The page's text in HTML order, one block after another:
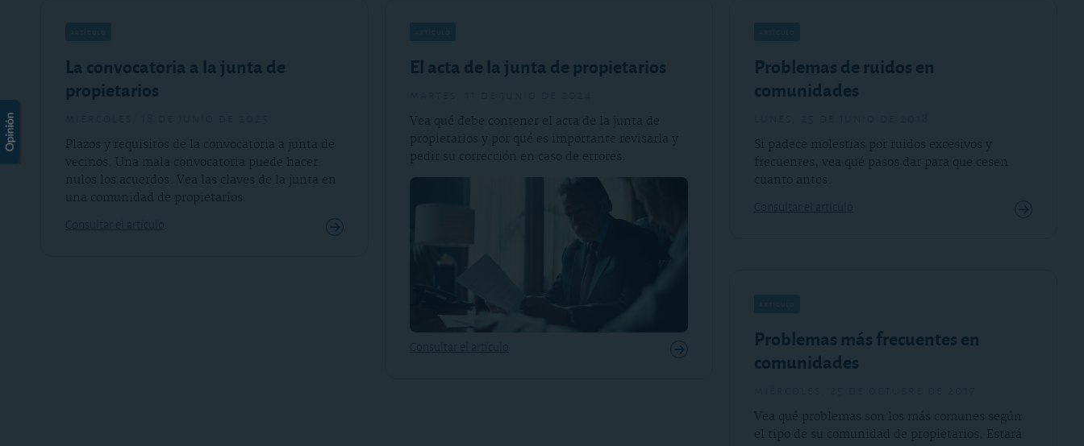
La convocatoria a la junta de
propietarios
Plazos y requisitos de la convocatoria a junta de
vecinos. Una mala convocatoria puede hacer
nulos los acuerdos. Vea las claves de la junta en
una comunidad de propietarios.
Consultar el artículo
El acta de la junta de propietarios
Vea qué debe contener el acta de la junta de
propietarios y por qué es importante revisarla y
pedir su corrección en caso de errores.
Consultar el artículo
Problemas de ruidos en
comunidades
Si padece molestias por ruidos excesivos y
frecuentes, vea qué pasos dar para que cesen
cuanto antes.
Consultar el artículo
Problemas más frecuentes en
comunidades
Vea qué problemas son los más comunes según
el tipo de su comunidad de propietarios. Estará